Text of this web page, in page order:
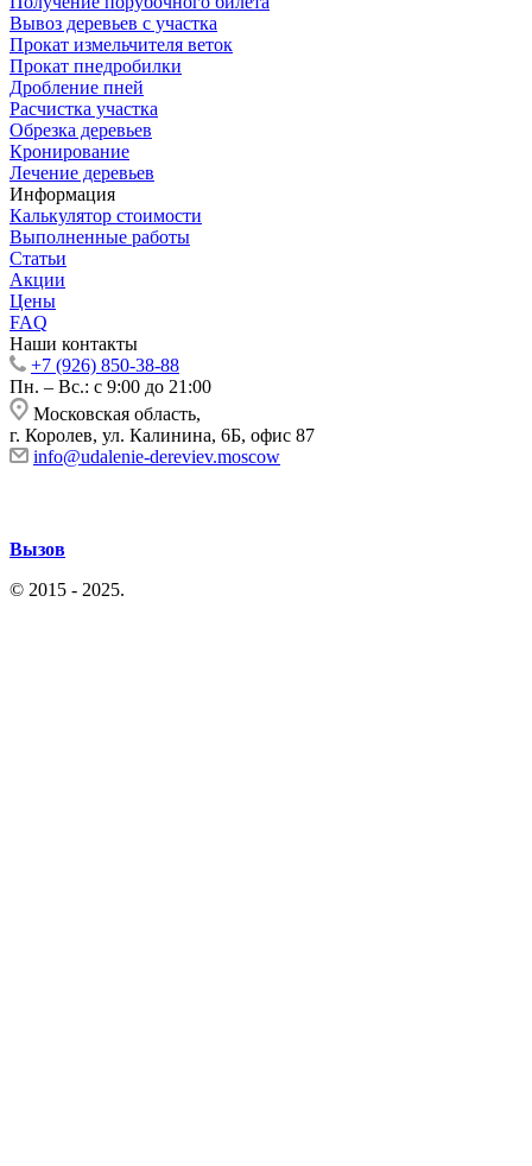
Вывоз деревьев с участка
Прокат измельчителя веток
Прокат пнедробилки
Дробление пней
Расчистка участка
Обрезка деревьев
Кронирование
Лечение деревьев
Информация
Калькулятор стоимости
Выполненные работы
Статьи
Акции
Цены
FAQ
Наши контакты
+7 (926) 850-38-88
Пн. – Вс.: с 9:00 до 21:00
Московская область,
г. Королев, ул. Калинина, 6Б, офис 87
info@udalenie-dereviev.moscow
Вызов
© 2015 - 2025.